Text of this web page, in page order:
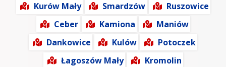
Kurów Mały
Smardzów
Ruszowice
Ceber
Kamiona
Maniów
Dankowice
Kulów
Potoczek
Łagoszów Mały
Kromolin